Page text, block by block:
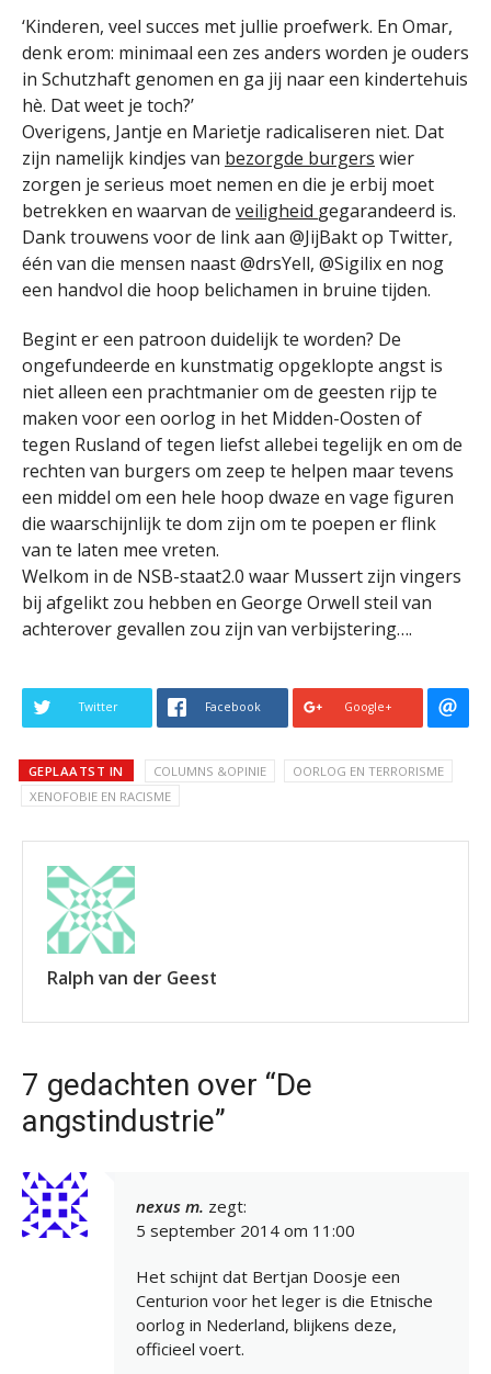
‘Kinderen, veel succes met jullie proefwerk. En Omar,
denk erom: minimaal een zes anders worden je ouders
in Schutzhaft genomen en ga jij naar een kindertehuis
hè. Dat weet je toch?’
Overigens, Jantje en Marietje radicaliseren niet. Dat
zijn namelijk kindjes van bezorgde burgers wier
zorgen je serieus moet nemen en die je erbij moet
betrekken en waarvan de veiligheid gegarandeerd is.
Dank trouwens voor de link aan @JijBakt op Twitter,
één van die mensen naast @drsYell, @Sigilix en nog
een handvol die hoop belichamen in bruine tijden.
Begint er een patroon duidelijk te worden? De
ongefundeerde en kunstmatig opgeklopte angst is
niet alleen een prachtmanier om de geesten rijp te
maken voor een oorlog in het Midden-Oosten of
tegen Rusland of tegen liefst allebei tegelijk en om de
rechten van burgers om zeep te helpen maar tevens
een middel om een hele hoop dwaze en vage figuren
die waarschijnlijk te dom zijn om te poepen er flink
van te laten mee vreten.
Welkom in de NSB-staat2.0 waar Mussert zijn vingers
bij afgelikt zou hebben en George Orwell steil van
achterover gevallen zou zijn van verbijstering….
Twitter Facebook Google+
GEPLAATST IN COLUMNS &OPINIE
OORLOG EN TERRORISME
XENOFOBIE EN RACISME
Ralph van der Geest
7 gedachten over “De
angstindustrie”
nexus m. zegt:
5 september 2014 om 11:00
Het schijnt dat Bertjan Doosje een
Centurion voor het leger is die Etnische
oorlog in Nederland, blijkens deze,
officieel voert.